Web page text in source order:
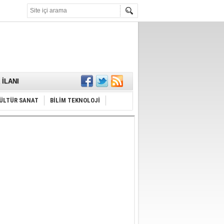
SANAT BİLİM TEKNOLOJİ